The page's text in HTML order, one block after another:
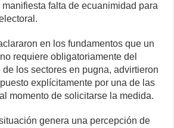
falta de ecuanimidad para
en los fundamentos que un
requiere obligatoriamente del
los sectores en pugna, advirtieron
explícitamente por una de las
momento de solicitarse la medida.
genera una percepción de